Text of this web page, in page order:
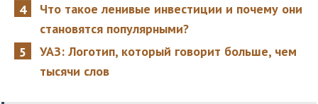
Что такое ленивые инвестиции и почему они
становятся популярными?
УАЗ: Логотип, который говорит больше, чем
тысячи слов